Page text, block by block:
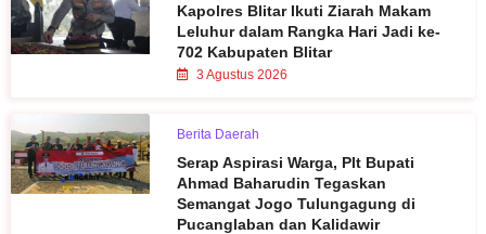
Kapolres Blitar Ikuti Ziarah Makam
Leluhur dalam Rangka Hari Jadi ke-
702 Kabupaten Blitar
3 Agustus 2026
Berita Daerah
Serap Aspirasi Warga, Plt Bupati
Ahmad Baharudin Tegaskan
Semangat Jogo Tulungagung di
Pucanglaban dan Kalidawir